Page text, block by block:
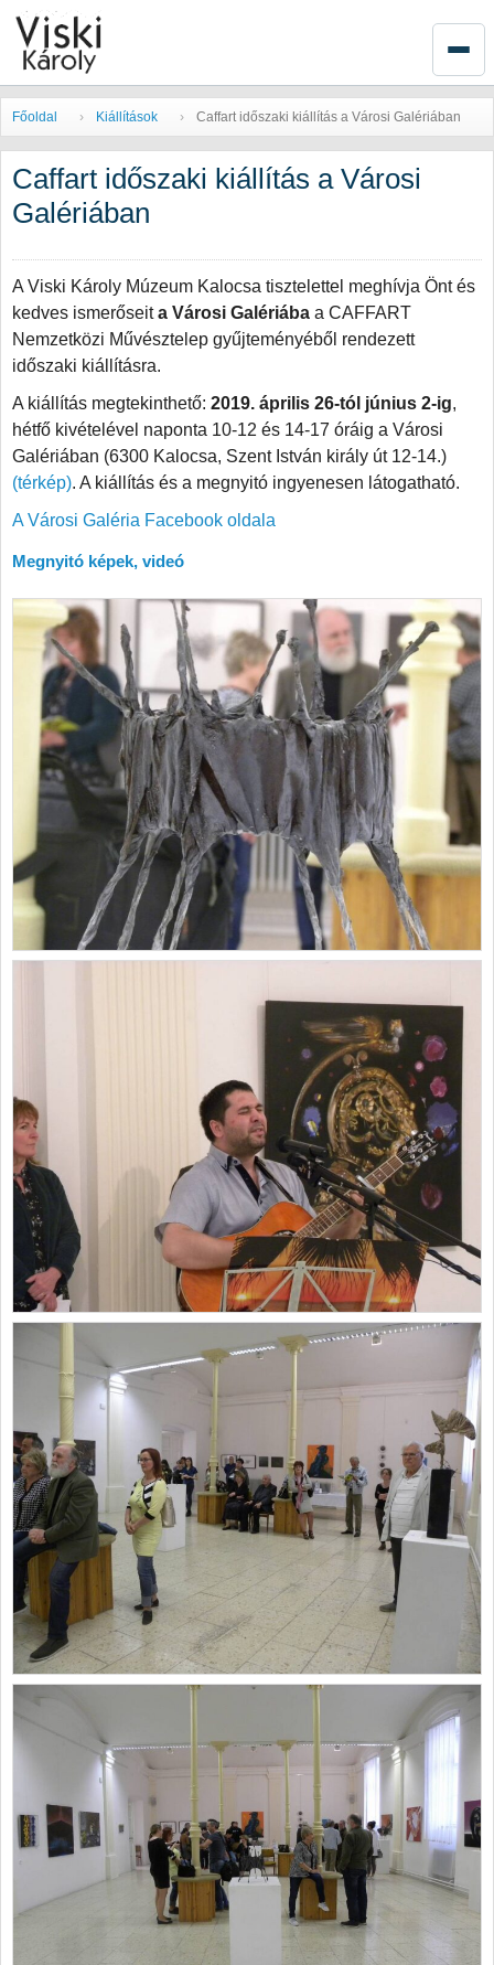
Főoldal Kiállítások Caffart időszaki kiállítás a Városi Galériában
Caffart időszaki kiállítás a Városi
Galériában
A Viski Károly Múzeum Kalocsa tisztelettel meghívja Önt és
kedves ismerőseita Városi Galériába a CAFFART
Nemzetközi Művésztelep gyűjteményéből rendezett
időszaki kiállításra.
A kiállítás megtekinthető: 2019. április 26-tól június 2-ig,
hétfő kivételével naponta 10-12 és 14-17 óráig a Városi
Galériában (6300 Kalocsa, Szent István király út 12-14.)
(térkép). A kiállítás és a megnyitó ingyenesen látogatható.
A Városi Galéria Facebook oldala
Megnyitó képek, videó